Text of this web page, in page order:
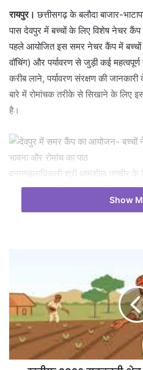
रायपुर। छत्तीसगढ़ के बलौदा बाजार-
पास देवपुर में बच्चों के लिए विशेष नेचर
पहले आयोजित इस समर नेचर कैंप में बच्चों
वॉचिंग) और पर्यावरण से जुड़ी कई
करीब लाने, पर्यावरण संरक्षण की
बारे में रोमांचक तरीके से सिखाने के लिए
है।
वनमण्डलाधिकारी श्री धम्मशील गणवीर के
अभयारण्य अंतर्गत देवपुर नेचर कैंप में
किया गया। 16 मई से 22 मई तक चले इस
गोद में रहकर साहसिक व रचनात्मक
अपने लिए बेहद यादगार बताया। पढ़ाई
कूद के माध्यम से रचनात्मक बनाया जाता
कैंप के दौरान बच्चों के बौद्धिक और
प्रकार की गतिविधियां आयोजित की गईं
और बर्ड वाचिंग (पक्षियों को देखने) के लिए
Show